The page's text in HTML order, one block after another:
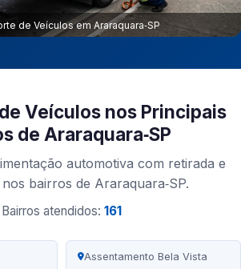
de Veículos em Araraquara‑SP
Veículos nos Principais
de Araraquara‑SP
automotiva com retirada e
bairros de Araraquara‑SP.
Bairros atendidos: 161
Assentamento Bela Vista